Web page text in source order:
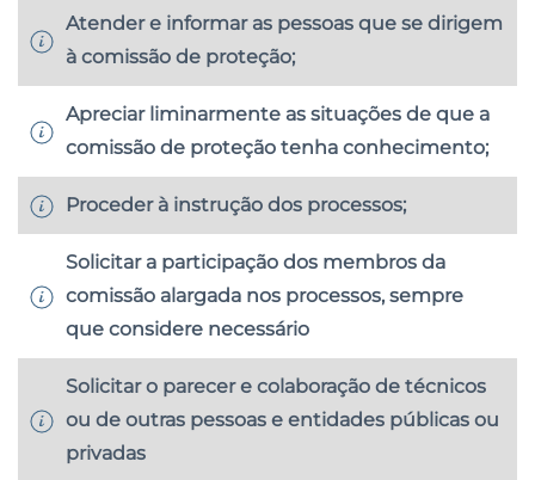
Atender e informar as pessoas que se dirigem
à comissão de proteção;
Apreciar liminarmente as situações de que a
comissão de proteção tenha conhecimento;
Proceder à instrução dos processos;
Solicitar a participação dos membros da
comissão alargada nos processos, sempre
que considere necessário
Solicitar o parecer e colaboração de técnicos
ou de outras pessoas e entidades públicas ou
privadas